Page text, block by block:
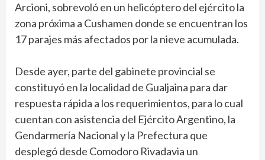
Arcioni, sobrevoló en un helicóptero del ejército la
zona próxima a Cushamen donde se encuentran los
17 parajes más afectados por la nieve acumulada.
Desde ayer, parte del gabinete provincial se
constituyó en la localidad de Gualjaina para dar
respuesta rápida a los requerimientos, para lo cual
cuentan con asistencia del Ejército Argentino, la
Gendarmería Nacional y la Prefectura que
desplegó desde Comodoro Rivadavia un